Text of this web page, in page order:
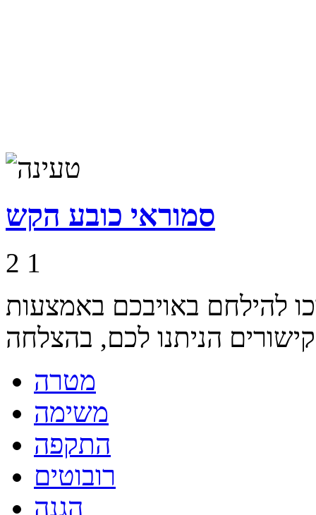
סמוראי כובע הקש
2 1
להילחם באויבכם באמצעות
מטרה
משימה
התקפה
רובוטים
הגנה